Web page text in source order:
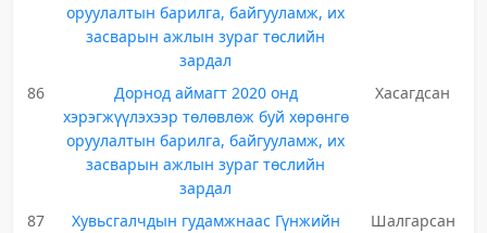
оруулалтын барилга, байгууламж, их
засварын ажлын зураг төслийн
зардал
86
Дорнод аймагт 2020 онд
хэрэгжүүлэхээр төлөвлөж буй хөрөнгө
оруулалтын барилга, байгууламж, их
засварын ажлын зураг төслийн
зардал
Хасагдсан
87
Хувьсгалчдын гудамжнаас Гүнжийн
Шалгарсан